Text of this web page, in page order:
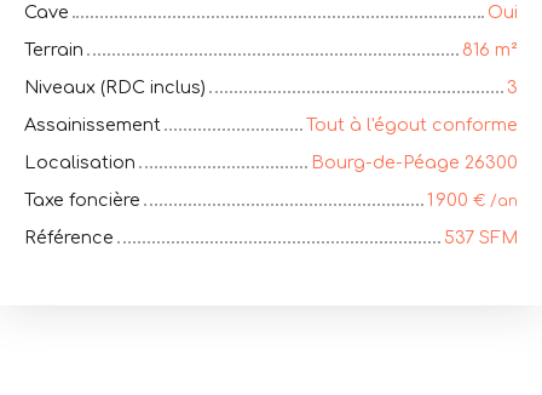
Cave
Oui
Terrain
816 m²
Niveaux (RDC inclus)
3
Assainissement
Tout à l'égout conforme
Localisation
Bourg-de-Péage 26300
Taxe foncière
1 900 € /an
Référence 537 SFM